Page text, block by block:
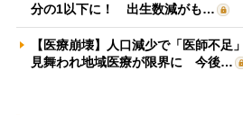
分の1以下に！ 出生数減がも…
【医療崩壊】人口減少で「医師不足
見舞われ地域医療が限界に 今後…